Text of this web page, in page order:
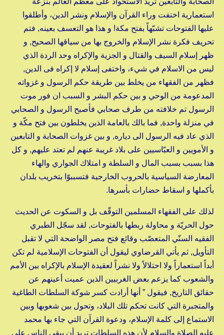
استعمارية اختفت وراء القرآن والإسلام ونشر الدين، وأطلقوا
عليها الفتوحات تشبّهاً بفتح مكة! و هذا هو التعسف بعينه, فتم
تحريف فكرة نشر الإسلام والخروج بها من سياقها الصحيح, و
ظهر إسلام السيف والقتال و الجزية والإكراه وحد الردة الذي
ليس من الاسلام في شيء، واختفى إسلام لا إكراه فى الدين,
فظهر من الفقهاء من يخلط بين طريقة حكم الرسول و غزواته
المدعومة من الوحي و بين حكم البشر و السبب ان فور موت
الرسول تم خلافته من طرف صحابي فأصبح الرسول و الصحابي
في منزلة واحدة, فما بالك بالعامة الذين يخلطون بين فتح مكّة و
الذي عاد فيه الرسول الى دياره, و بين غزوات الصحابة و التابعين
و الأمويين و العبّاسيين على بلاد غريبة عنهم لم تعتد عليهم, و كل
هذا بسبب بسبب المال و السلطة و امتلاك الجواري والهاء
المعارضة السياسية بالحروب الخارجية فتسببوّا بتخريب بلدان
بأكملها و اسقاط حضارات بأسرها.
لذلك على الفقهاء المسلمين التوقّف بل و السكوت عن الحديث
حول الحريّة و محاولة ربطها بالفتوحات, لقد سجّل الطبري
الفقيه السنّي المتعصّب وقائع فتح مصر الواضحة التي لا تقبل
التأويل, ثم يأتي القرضاوي ليقول أن الفتوحات الإسلامية لم تكن
أبداً استعماراً ولا احتلالاً ولا نشراً لعقيدة الإسلام بالإكراه بين الأمم
والشعوب كما يزعم بعض الغربيين الذين عميت أعينهم عن
حقائق التاريخ, فيقول ” أنها أرادت كسر شوكة السلطات الطاغية
والمتجبرة التي كانت تحكم تلك البلاد، وتحول بين شعوبها وبين
الاستماع إلى كلمة الإسلام، ودعوة القرآن التي جاء بها محمد
عليه الصلاة والسلام لأن هذه السلطات تريد أن يبقى الناس على